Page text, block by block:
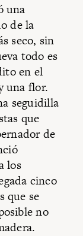
una
de la
seco, sin
todo es
en el
una flor.
seguidilla
que
de
los
cinco
que se
no